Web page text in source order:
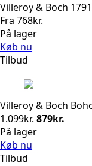
Villeroy & Boch
Fra 768kr.
På lager
Køb nu
Tilbud
Villeroy & Boch
1.099kr.Den
oprindelige
879kr.
På lager
Køb nu
Tilbud